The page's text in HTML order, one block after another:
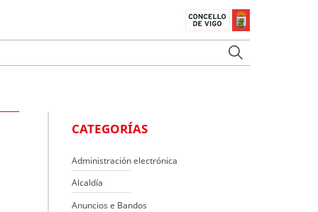
CATEGORÍAS
Administración electrónica
Alcaldía
Anuncios e Bandos